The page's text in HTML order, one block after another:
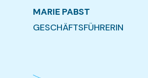
MARIE PABST
GESCHÄFTSFÜHRERIN